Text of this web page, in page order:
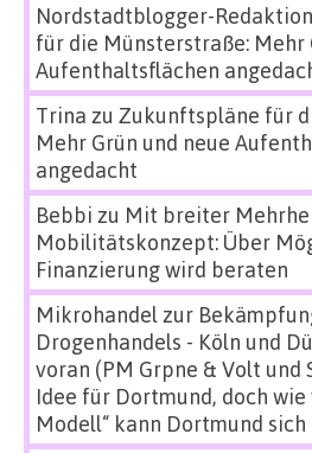
Nordstadtblogger-Redaktion
für die Münsterstraße: Mehr
Aufenthaltsflächen
Trina zu Zukunftspläne für
Mehr Grün und neue
angedacht
Bebbi zu Mit breiter
Mobilitätskonzept: Über
Finanzierung wird beraten
Mikrohandel zur
Drogenhandels - Köln und
voran (PM Grpne & Volt und
Idee für Dortmund, doch wie
Modell“ kann Dortmund